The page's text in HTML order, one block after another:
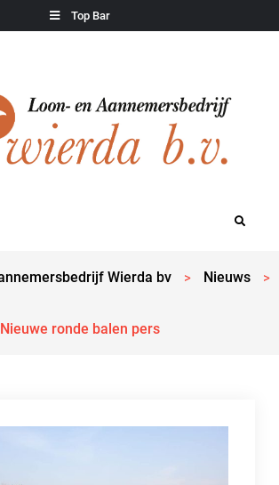
Top Bar
Wierda bv
agrarisch werk, grondverzet,
werk en transport
Search
Wierda bv > Nieuws >
Nieuwe ronde balen pers